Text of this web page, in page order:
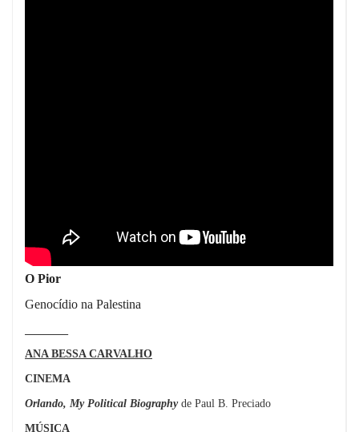
O Pior
Genocídio na Palestina
ANA BESSA CARVALHO
CINEMA
Orlando, My Political Biography de Paul B. Preciado
MÚSICA